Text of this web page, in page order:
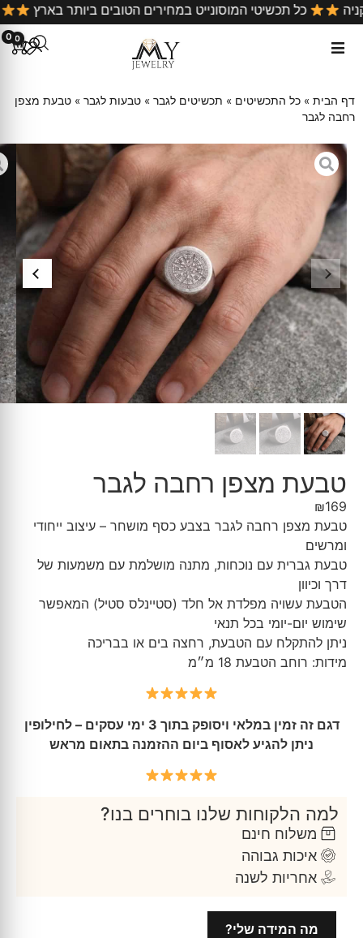
כל קניה כל תכשיטי המוסונייט במחירים הטובים ביותר בארץ
0 0
דף הבית » כל התכשיטים » תכשיטים לגבר » טבעות לגבר » טבעת מצפן
רחבה לגבר
טבעת מצפן רחבה לגבר
₪169
טבעת מצפן רחבה לגבר בצבע כסף מושחר – עיצוב ייחודי
ומרשים
טבעת גברית עם נוכחות, מתנה מושלמת עם משמעות של
דרך וכיוון
הטבעת עשויה מפלדת אל חלד (סטיינלס סטיל) המאפשר
שימוש יום-יומי בכל תנאי
ניתן להתקלח עם הטבעת, רחצה בים או בבריכה
מידות: רוחב הטבעת 18 מ״מ
דגם זה זמין במלאי ויסופק בתוך 3 ימי עסקים – לחילופין
ניתן להגיע לאסוף ביום ההזמנה בתאום מראש
למה הלקוחות שלנו בוחרים בנו?
משלוח חינם
איכות גבוהה
אחריות לשנה
מה המידה שלי?